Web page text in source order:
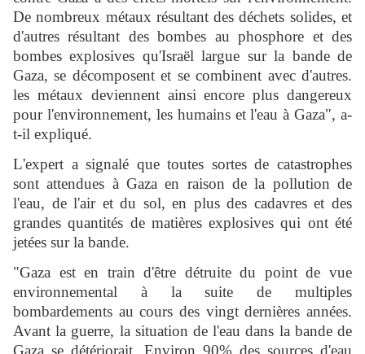
De nombreux métaux résultant des déchets solides, et
d'autres résultant des bombes au phosphore et des
bombes explosives qu'Israël largue sur la bande de
Gaza, se décomposent et se combinent avec d'autres.
les métaux deviennent ainsi encore plus dangereux
pour l'environnement, les humains et l'eau à Gaza", a-
t-il expliqué.
L'expert a signalé que toutes sortes de catastrophes
sont attendues à Gaza en raison de la pollution de
l'eau, de l'air et du sol, en plus des cadavres et des
grandes quantités de matières explosives qui ont été
jetées sur la bande.
"Gaza est en train d'être détruite du point de vue
environnemental à la suite de multiples
bombardements au cours des vingt dernières années.
Avant la guerre, la situation de l'eau dans la bande de
Gaza se détériorait. Environ 90% des sources d'eau